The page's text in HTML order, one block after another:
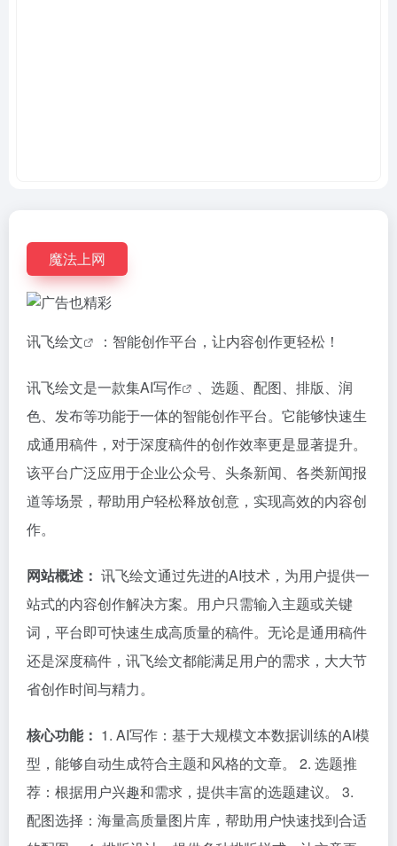
魔法上网
讯飞绘文 ：智能创作平台，让内容创作更轻松！
讯飞绘文是一款集AI写作
、选题、配图、排版、润
色、发布等功能于一体的智能创作平台。它能够快速生
成通用稿件，对于深度稿件的创作效率更是显著提升。
该平台广泛应用于企业公众号、头条新闻、各类新闻报
道等场景，帮助用户轻松释放创意，实现高效的内容创
作。
网站概述： 讯飞绘文通过先进的AI技术，为用户提供一
站式的内容创作解决方案。用户只需输入主题或关键
词，平台即可快速生成高质量的稿件。无论是通用稿件
还是深度稿件，讯飞绘文都能满足用户的需求，大大节
省创作时间与精力。
核心功能： 1. AI写作：基于大规模文本数据训练的AI模
型，能够自动生成符合主题和风格的文章。 2. 选题推
荐：根据用户兴趣和需求，提供丰富的选题建议。 3.
配图选择：海量高质量图片库，帮助用户快速找到合适